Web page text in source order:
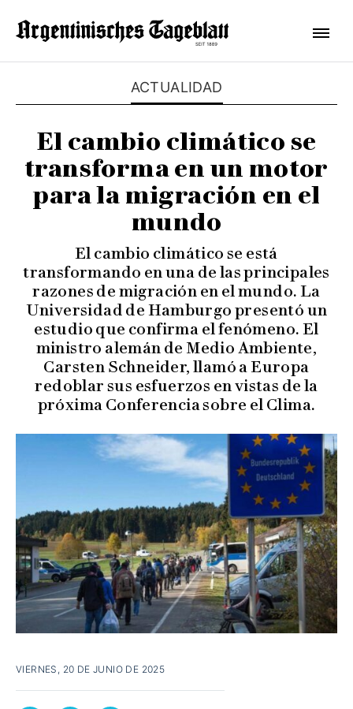
ACTUALIDAD
El cambio climático se
transforma en un motor
para la migración en el
mundo
El cambio climático se está
transformando en una de las principales
razones de migración en el mundo. La
Universidad de Hamburgo presentó un
estudio que confirma el fenómeno. El
ministro alemán de Medio Ambiente,
Carsten Schneider, llamó a Europa
redoblar sus esfuerzos en vistas de la
próxima Conferencia sobre el Clima.
VIERNES, 20 DE JUNIO DE 2025